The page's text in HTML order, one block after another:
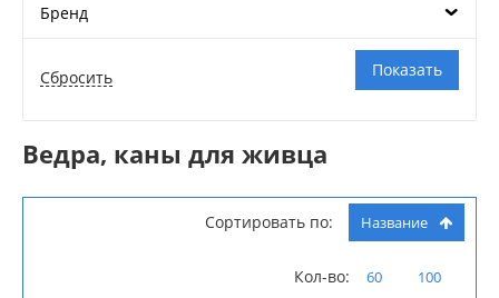
Бренд
Ведра, каны для живца
Сортировать по: Название
Кол-во: 60 100